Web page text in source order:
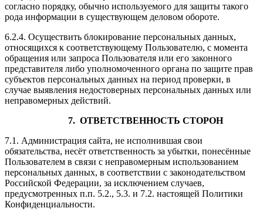
согласно порядку, обычно используемого для защиты такого
рода информации в существующем деловом обороте.
6.2.4. Осуществить блокирование персональных данных,
относящихся к соответствующему Пользователю, с момента
обращения или запроса Пользователя или его законного
представителя либо уполномоченного органа по защите прав
субъектов персональных данных на период проверки, в
случае выявления недостоверных персональных данных или
неправомерных действий.
7. ОТВЕТСТВЕННОСТЬ СТОРОН
7.1. Администрация сайта, не исполнившая свои
обязательства, несёт ответственность за убытки, понесённые
Пользователем в связи с неправомерным использованием
персональных данных, в соответствии с законодательством
Российской Федерации, за исключением случаев,
предусмотренных п.п. 5.2., 5.3. и 7.2. настоящей Политики
Конфиденциальности.